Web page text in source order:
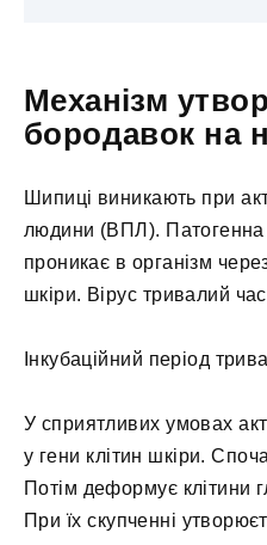
Механізм
бородавок на
Шипиці виникають при
людини (ВПЛ). Патогенна
проникає в організм
шкіри. Вірус тривалий
Інкубаційний період
У сприятливих умовах
у гени клітин шкіри.
Потім деформує клітини
При їх скупченні